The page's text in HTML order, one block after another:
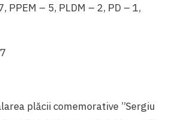
PPEM – 5, PLDM – 2, PD – 1,
plăcii comemorative ”Sergiu